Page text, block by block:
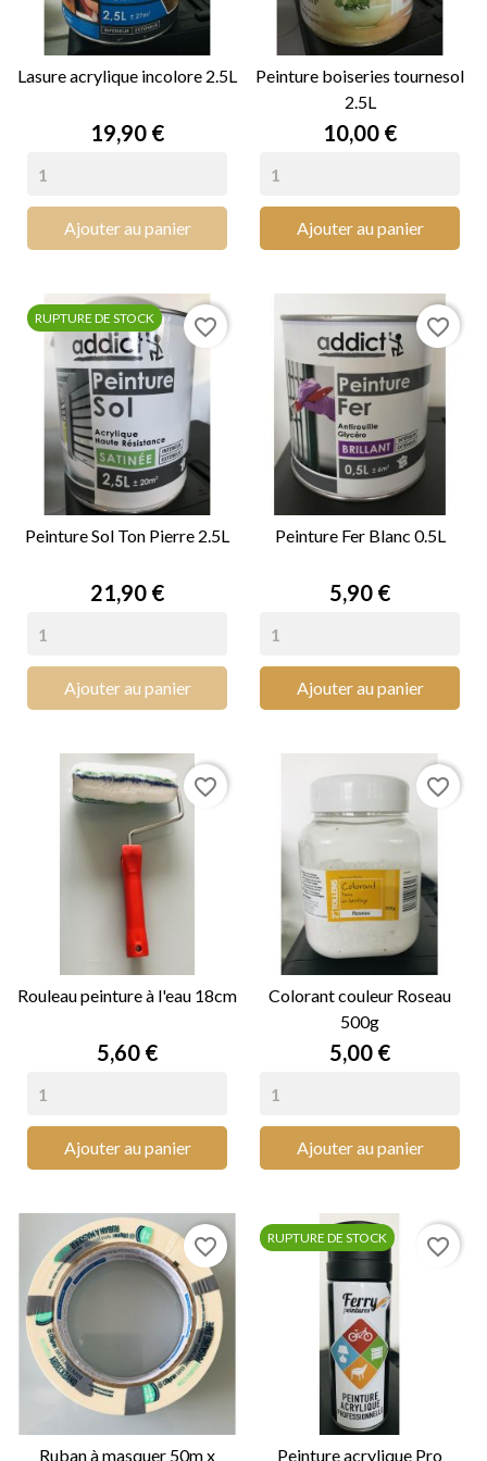
Lasure acrylique incolore 2.5L
Prix
19,90 €
Ajouter au panier
Peinture boiseries tournesol
2.5L
Prix
10,00 €
Ajouter au panier
Peinture Sol Ton Pierre 2.5L
Prix
21,90 €
Ajouter au panier
RUPTURE DE STOCK favorite_border
Peinture Fer Blanc 0.5L
Prix
5,90 €
Ajouter au panier
favorite_border
Rouleau peinture à l'eau 18cm
Prix
5,60 €
Ajouter au panier
favorite_border
Colorant couleur Roseau
500g
Prix
5,00 €
Ajouter au panier
favorite_border
Ruban à masquer 50m x
favorite_border
Peinture acrylique Pro
RUPTURE DE STOCK favorite_border